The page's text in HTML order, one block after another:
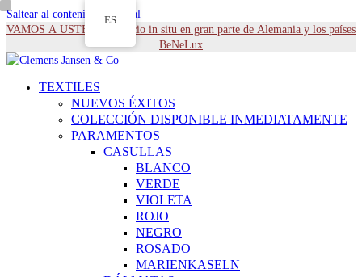
Saltear al contenido principal
VAMOS A USTED - Servicio in situ en gran parte de Alemania y los países
BeNeLux
TEXTILES
NUEVOS ÉXITOS
COLECCIÓN DISPONIBLE INMEDIATAMENTE
PARAMENTOS
CASULLAS
BLANCO
VERDE
VIOLETA
ROJO
NEGRO
ROSADO
MARIENKASELN
ES